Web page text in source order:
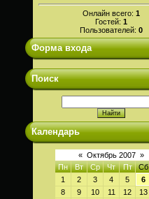
Онлайн всего: 1
Гостей: 1
Пользователей: 0
Форма входа
Поиск
Календарь
« Октябрь 2007 »
Пн
Вт Ср Чт Пт Сб
1
2 3 4 5 6
8
9 10 11 12 13